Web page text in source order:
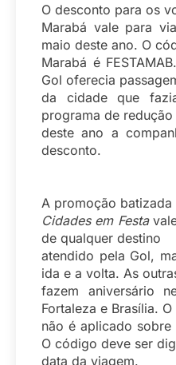
O desconto para os
Marabá vale para
maio deste ano. O
Marabá é
Gol oferecia
da cidade que
programa de
deste ano a
desconto.
A promoção batizada
Cidades em Festa
de qualquer destino
atendido pela Gol,
ida e a volta. As
fazem aniversário
Fortaleza e Brasília.
não é aplicado sobre
O código deve ser
data da viagem.